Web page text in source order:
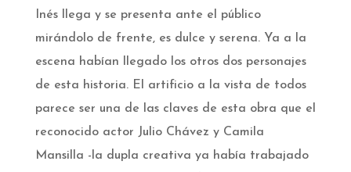
Inés llega y se presenta ante el público
mirándolo de frente, es dulce y serena. Ya a la
escena habían llegado los otros dos personajes
de esta historia. El artificio a la vista de todos
parece ser una de las claves de esta obra que el
reconocido actor Julio Chávez y Camila
Mansilla -la dupla creativa ya había trabajado